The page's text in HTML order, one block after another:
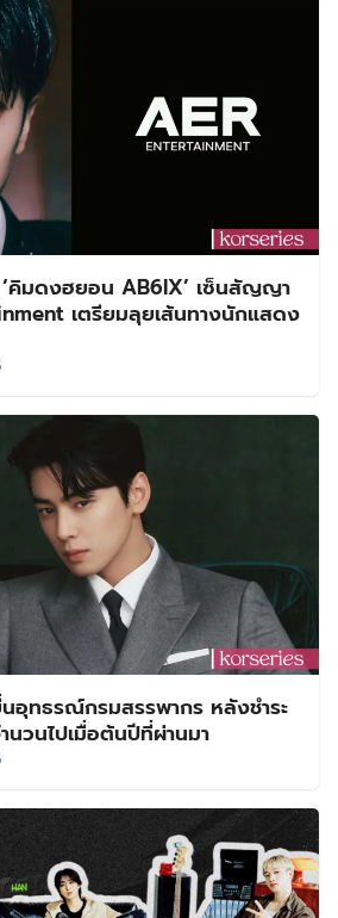
‘คิมดงฮยอน AB6IX’ เซ็นสัญญา
เตรียมลุยเส้นทางนักแสดง
นอุทธรณ์กรมสรรพากร หลังชำระ
วนไปเมื่อต้นปีที่ผ่านมา